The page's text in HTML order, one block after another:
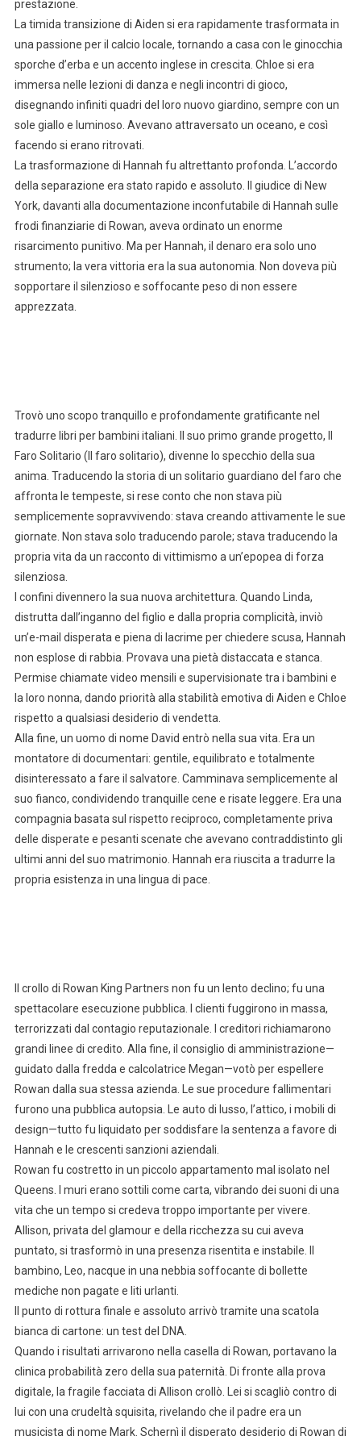
prestazione.
La timida transizione di Aiden si era rapidamente trasformata in
una passione per il calcio locale, tornando a casa con le ginocchia
sporche d’erba e un accento inglese in crescita. Chloe si era
immersa nelle lezioni di danza e negli incontri di gioco,
disegnando infiniti quadri del loro nuovo giardino, sempre con un
sole giallo e luminoso. Avevano attraversato un oceano, e così
facendo si erano ritrovati.
La trasformazione di Hannah fu altrettanto profonda. L’accordo
della separazione era stato rapido e assoluto. Il giudice di New
York, davanti alla documentazione inconfutabile di Hannah sulle
frodi finanziarie di Rowan, aveva ordinato un enorme
risarcimento punitivo. Ma per Hannah, il denaro era solo uno
strumento; la vera vittoria era la sua autonomia. Non doveva più
sopportare il silenzioso e soffocante peso di non essere
apprezzata.
Trovò uno scopo tranquillo e profondamente gratificante nel
tradurre libri per bambini italiani. Il suo primo grande progetto, Il
Faro Solitario (Il faro solitario), divenne lo specchio della sua
anima. Traducendo la storia di un solitario guardiano del faro che
affronta le tempeste, si rese conto che non stava più
semplicemente sopravvivendo: stava creando attivamente le sue
giornate. Non stava solo traducendo parole; stava traducendo la
propria vita da un racconto di vittimismo a un’epopea di forza
silenziosa.
I confini divennero la sua nuova architettura. Quando Linda,
distrutta dall’inganno del figlio e dalla propria complicità, inviò
un’e-mail disperata e piena di lacrime per chiedere scusa, Hannah
non esplose di rabbia. Provava una pietà distaccata e stanca.
Permise chiamate video mensili e supervisionate tra i bambini e
la loro nonna, dando priorità alla stabilità emotiva di Aiden e Chloe
rispetto a qualsiasi desiderio di vendetta.
Alla fine, un uomo di nome David entrò nella sua vita. Era un
montatore di documentari: gentile, equilibrato e totalmente
disinteressato a fare il salvatore. Camminava semplicemente al
suo fianco, condividendo tranquille cene e risate leggere. Era una
compagnia basata sul rispetto reciproco, completamente priva
delle disperate e pesanti scenate che avevano contraddistinto gli
ultimi anni del suo matrimonio. Hannah era riuscita a tradurre la
propria esistenza in una lingua di pace.
Il crollo di Rowan King Partners non fu un lento declino; fu una
spettacolare esecuzione pubblica. I clienti fuggirono in massa,
terrorizzati dal contagio reputazionale. I creditori richiamarono
grandi linee di credito. Alla fine, il consiglio di amministrazione—
guidato dalla fredda e calcolatrice Megan—votò per espellere
Rowan dalla sua stessa azienda. Le sue procedure fallimentari
furono una pubblica autopsia. Le auto di lusso, l’attico, i mobili di
design—tutto fu liquidato per soddisfare la sentenza a favore di
Hannah e le crescenti sanzioni aziendali.
Rowan fu costretto in un piccolo appartamento mal isolato nel
Queens. I muri erano sottili come carta, vibrando dei suoni di una
vita che un tempo si credeva troppo importante per vivere.
Allison, privata del glamour e della ricchezza su cui aveva
puntato, si trasformò in una presenza risentita e instabile. Il
bambino, Leo, nacque in una nebbia soffocante di bollette
mediche non pagate e liti urlanti.
Il punto di rottura finale e assoluto arrivò tramite una scatola
bianca di cartone: un test del DNA.
Quando i risultati arrivarono nella casella di Rowan, portavano la
clinica probabilità zero della sua paternità. Di fronte alla prova
digitale, la fragile facciata di Allison crollò. Lei si scagliò contro di
lui con una crudeltà squisita, rivelando che il padre era un
musicista di nome Mark. Schernì il disperato desiderio di Rowan di